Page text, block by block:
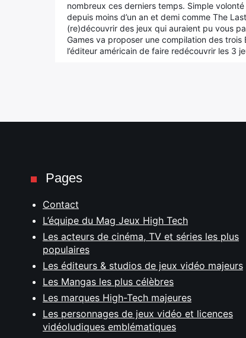
nombreux ces derniers temps. Simple
depuis moins d’un an et demi comme The
(re)découvrir des jeux qui auraient pu vous
Games va proposer une compilation des trois
l’éditeur américain de faire redécouvrir les 3
Pages
Contact
L’équipe du Mag Jeux High Tech
Les acteurs de cinéma, TV et séries les plus
populaires
Les éditeurs & studios de jeux vidéo majeurs
Les Mangas les plus célèbres
Les marques High-Tech majeures
Les personnages de jeux vidéo et licences
vidéoludiques emblématiques